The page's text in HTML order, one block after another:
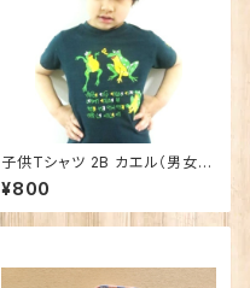
子供Tシャツ 2B カエル（男女兼
用）
¥800